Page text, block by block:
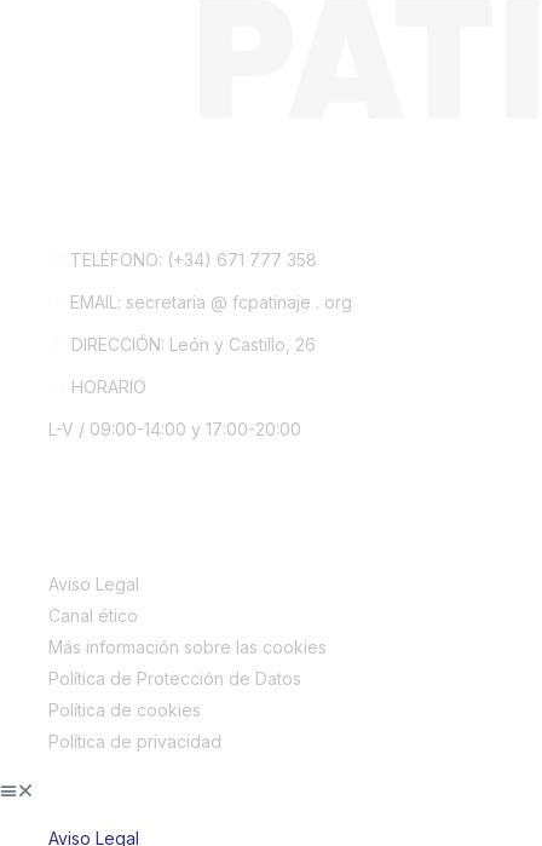
TELÉFONO: (+34) 671 777 358
EMAIL: secretaria @ fcpatinaje . org
DIRECCIÓN: León y Castillo, 26
HORARIO
L-V / 09:00-14:00 y 17:00-20:00
Aviso Legal
Canal ético
Más información sobre las cookies
Política de Protección de Datos
Política de cookies
Política de privacidad
Aviso Legal